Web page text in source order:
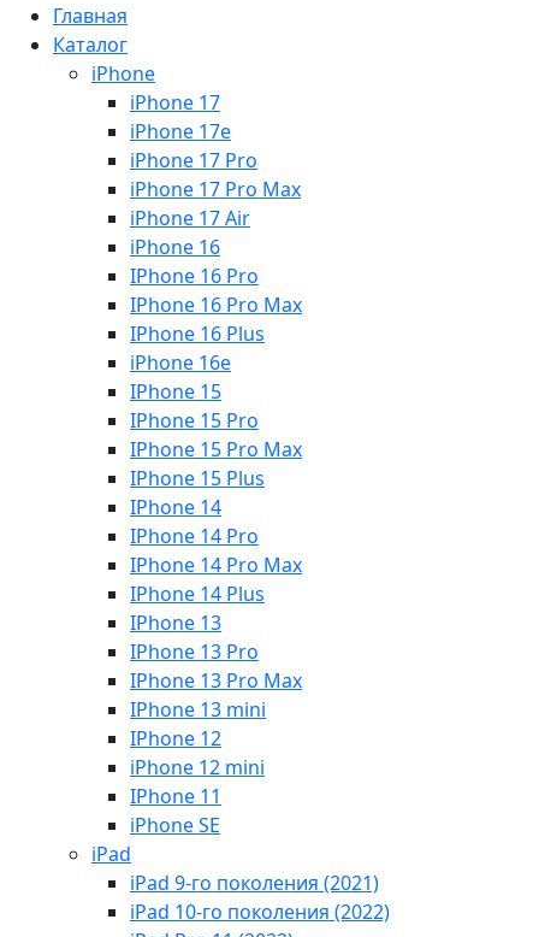
Главная
Каталог
iPhone
iPhone 17
iPhone 17e
iPhone 17 Pro
iPhone 17 Pro Max
iPhone 17 Air
iPhone 16
IPhone 16 Pro
IPhone 16 Pro Max
IPhone 16 Plus
iPhone 16e
IPhone 15
IPhone 15 Pro
IPhone 15 Pro Max
IPhone 15 Plus
IPhone 14
IPhone 14 Pro
IPhone 14 Pro Max
IPhone 14 Plus
IPhone 13
IPhone 13 Pro
IPhone 13 Pro Max
IPhone 13 mini
IPhone 12
iPhone 12 mini
IPhone 11
iPhone SE
iPad
iPad 9-го поколения (2021)
iPad 10-го поколения (2022)